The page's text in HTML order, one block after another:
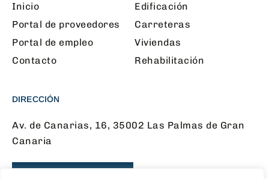
Inicio
Portal de proveedores
Portal de empleo
Contacto
Edificación
Carreteras
Viviendas
Rehabilitación
DIRECCIÓN
Av. de Canarias, 16, 35002 Las Palmas de Gran
Canaria